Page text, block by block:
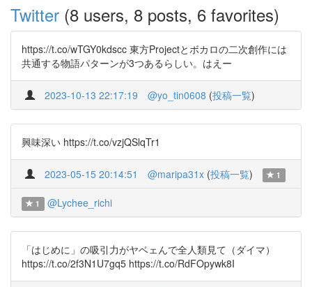
Twitter (8 users, 8 posts, 6 favorites)
https://t.co/wTGY0kdscc 東方Projectとボカロの二次創作には
共通する物語パターンが3つあるらしい。はえー
2023-10-13 22:17:19 @yo_tin0608 (投稿一覧)
興味深い https://t.co/vzjQSlqTr1
2023-05-15 20:14:51 @maripa31x (投稿一覧) 1
1 @Lychee_richi
「はじめに」の吸引力がヤベェんで全人類見て（ダイマ）
https://t.co/2f3N1U7gq5 https://t.co/RdFOpywk8I